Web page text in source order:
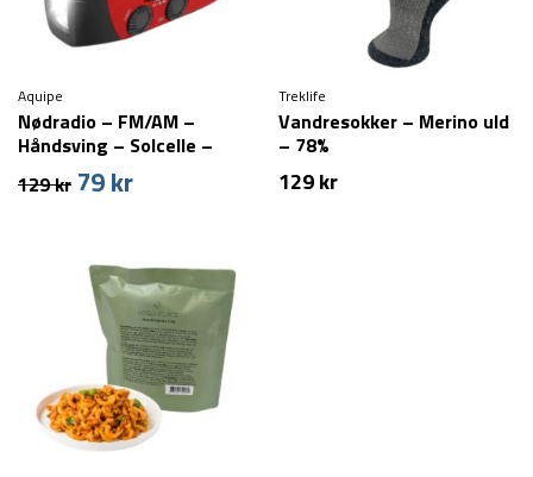
Aquipe
Nødradio – FM/AM –
Håndsving – Solcelle –
2000 mAh powerbank
129kr Den
var:
129 kr.
79krDen
79 kr.
Treklife
Vandresokker – Merino uld
– 78%
129kr